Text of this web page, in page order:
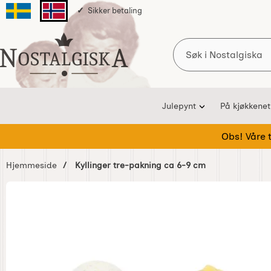
Svenska sidanNorska sidan
Sikker betaling
Startsiden for Nostalgiska
Søk
Julepynt På kjøkkenet
Obs! Våre
Hjemmeside Kyllinger tre-pakning ca 6-9 cm